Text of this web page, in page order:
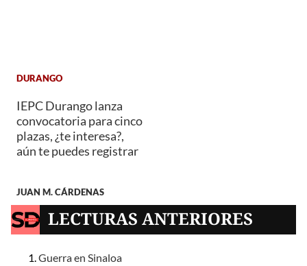
DURANGO
IEPC Durango lanza
convocatoria para cinco
plazas, ¿te interesa?,
aún te puedes registrar
JUAN M. CÁRDENAS
LECTURAS ANTERIORES
Guerra en Sinaloa